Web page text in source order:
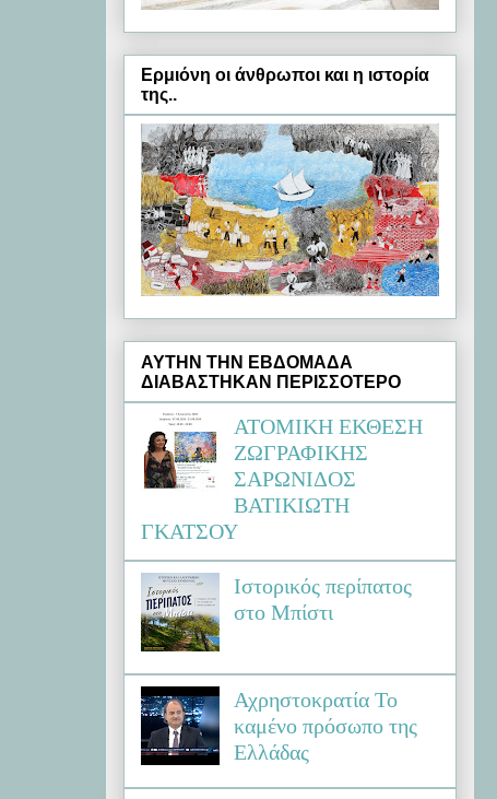
Ερμιόνη oι άνθρωποι και η ιστορία
της..
ΑΥΤΗΝ ΤΗΝ ΕΒΔΟΜΑΔΑ
ΔΙΑΒΑΣΤΗΚΑΝ ΠΕΡΙΣΣΟΤΕΡΟ
ΑΤΟΜΙΚΗ ΕΚΘΕΣΗ
ΖΩΓΡΑΦΙΚΗΣ
ΣΑΡΩΝΙΔΟΣ
ΒΑΤΙΚΙΩΤΗ
ΓΚΑΤΣΟΥ
Ιστορικός περίπατος
στο Μπίστι
Αχρηστοκρατία Το
καμένο πρόσωπο της
Ελλάδας